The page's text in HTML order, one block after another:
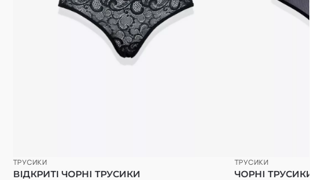
ТРУСИКИ
ВІДКРИТІ ЧОРНІ ТРУСИКИ
ТРУСИКИ
ЧОРНІ